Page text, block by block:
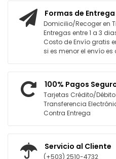
Formas de Entrega
Domicilio/Recoger en
Entregas entre 1 a 3
Costo de Envío gratis
si es menor el envío es
100% Pagos
Tarjetas Crédito/Débito
Transferencia
Contra Entrega
Servicio al Cliente
(+503) 2510-4732